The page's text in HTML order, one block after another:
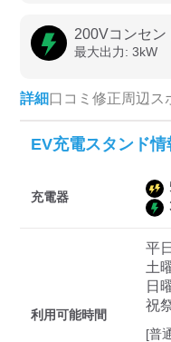
認証システム
EV充電エネチェ
三菱ディーラーを
すべて 中速-
200Vコンセン
最大出力: 3kW
詳細口コミ 修正周辺ス
EV充電スタンド情
充電器
利用可能時間
平日
土
日
祝
[普